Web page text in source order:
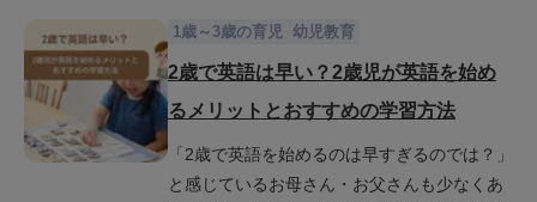
ています。この記事では、なぜ3歳までに英語
を始めることが良いのか、その理由や効果的
す。英語を「勉強」ではなく「遊び」に変え
るコツを紹介するので、ぜひ参考にしてみて
ください。
1歳～3歳の育児 幼児教育
2歳で英語は早い？2歳児が英語を始め
るメリットとおすすめの学習方法
「2歳で英語を始めるのは早すぎるのでは？」
と感じているお母さん・お父さんも少なくあ